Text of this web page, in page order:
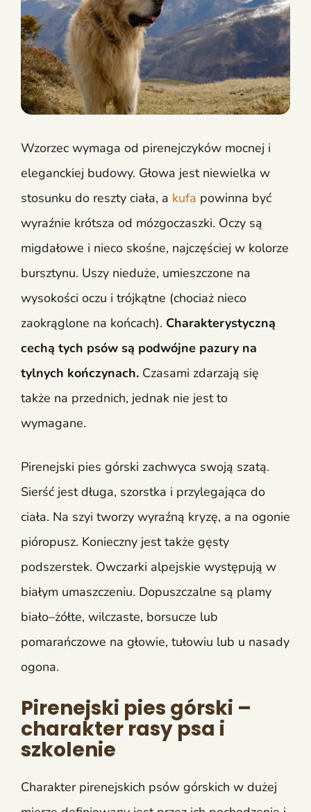
Wzorzec wymaga od pirenejczyków mocnej i
eleganckiej budowy. Głowa jest niewielka w
stosunku do reszty ciała, a kufa powinna być
wyraźnie krótsza od mózgoczaszki. Oczy są
migdałowe i nieco skośne, najczęściej w kolorze
bursztynu. Uszy nieduże, umieszczone na
wysokości oczu i trójkątne (chociaż nieco
zaokrąglone na końcach). Charakterystyczną
cechą tych psów są podwójne pazury na
tylnych kończynach. Czasami zdarzają się
także na przednich, jednak nie jest to
wymagane.
Pirenejski pies górski zachwyca swoją szatą.
Sierść jest długa, szorstka i przylegająca do
ciała. Na szyi tworzy wyraźną kryzę, a na ogonie
pióropusz. Konieczny jest także gęsty
podszerstek. Owczarki alpejskie występują w
białym umaszczeniu. Dopuszczalne są plamy
biało–żółte, wilczaste, borsucze lub
pomarańczowe na głowie, tułowiu lub u nasady
ogona.
Pirenejski pies górski –
charakter rasy psa i
szkolenie
Charakter pirenejskich psów górskich w dużej